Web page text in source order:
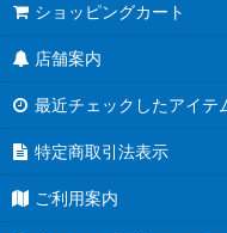
ショッピングカート
店舗案内
最近チェックしたアイテ
特定商取引法表示
ご利用案内